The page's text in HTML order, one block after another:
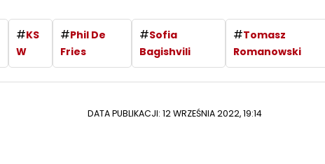
#KS
W
#Phil De
Fries
#Sofia
Bagishvili
#Tomasz
Romanowski
DATA PUBLIKACJI: 12 WRZEŚNIA 2022, 19:14